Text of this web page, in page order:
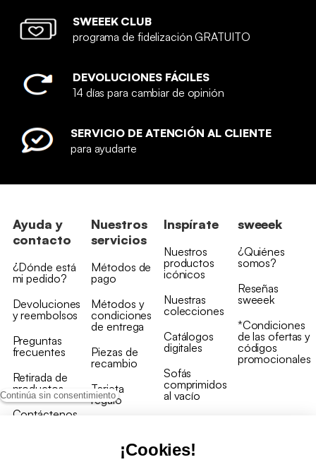
Continúa sin consentimiento
¡Cookies!
SWEEEK CLUB
programa de fidelización GRATUITO
DEVOLUCIONES FÁCILES
14 días para cambiar de opinión
SERVICIO DE ATENCIÓN AL CLIENTE
para ayudarte
Ayuda y
contacto
¿Dónde está
mi pedido?
Devoluciones
y reembolsos
Preguntas
frecuentes
Retirada de
productos
Contáctenos
Nuestros
servicios
Métodos de
pago
Métodos y
condiciones
de entrega
Piezas de
recambio
Tarjeta
regalo
Inspírate
Nuestros
productos
icónicos
Nuestras
colecciones
Catálogos
digitales
Sofás
comprimidos
al vacío
sweeek
¿Quiénes
somos?
Reseñas
sweeek
*Condiciones
de las ofertas y
códigos
promocionales